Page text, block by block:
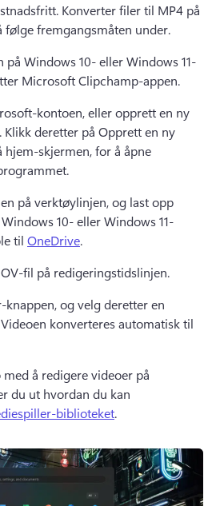
Konverter filer til MP4 på
følge fremgangsmåten under.
på Windows 10- eller Windows 11-
Microsoft Clipchamp-appen.
kontoen, eller opprett en ny
deretter på Opprett en ny
hjem-skjermen, for å åpne
på verktøylinjen, og last opp
10- eller Windows 11-
til OneDrive.
fil på redigeringstidslinjen.
knappen, og velg deretter en
Videoen konverteres automatisk til
å redigere videoer på
du ut hvordan du kan
biblioteket.